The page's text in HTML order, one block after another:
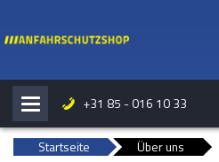
H b +31 85 - 016 10 33
Startseite Über uns